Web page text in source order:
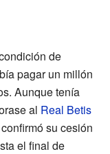
de
pagar un millón
Aunque tenía
al Real Betis
su cesión
el final de